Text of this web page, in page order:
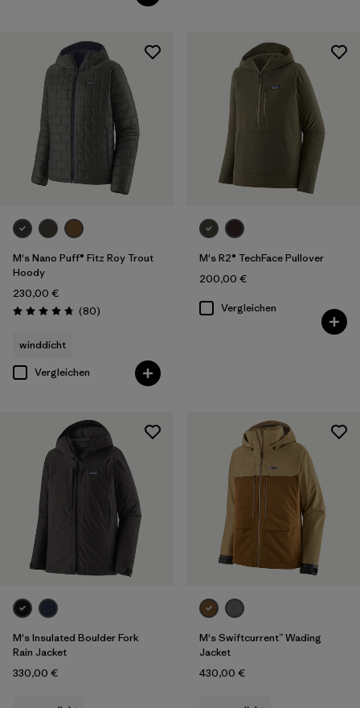
M's Nano Puff® Fitz Roy Trout
Hoody
230,00 €
Bewertung: 4.7 / 5
(80Rezensionen
)
winddicht
Vergleichen
M's R2® TechFace Pullover
200,00 €
Vergleichen
M's Insulated Boulder Fork
Rain Jacket
330,00 €
M's Swiftcurrent™ Wading
Jacket
430,00 €